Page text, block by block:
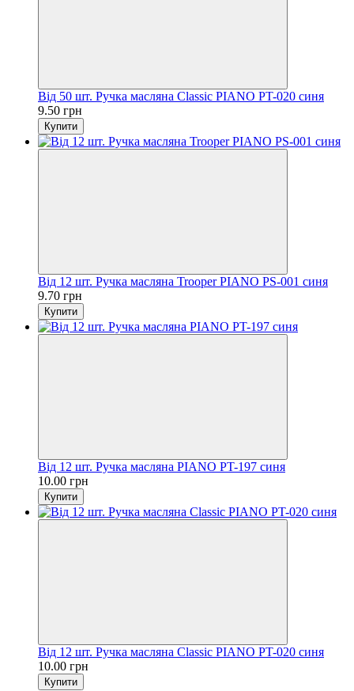
Від 50 шт. Ручка масляна Classic PIANO PT-020 синя
9.50 грн
Купити
Від 12 шт. Ручка масляна Trooper PIANO PS-001 синя
9.70 грн
Купити
Від 12 шт. Ручка масляна PIANO PT-197 синя
10.00 грн
Купити
Від 12 шт. Ручка масляна Classic PIANO PT-020 синя
10.00 грн
Купити